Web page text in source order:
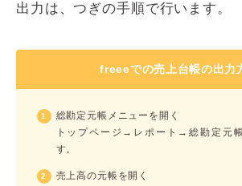
出力は、つぎの手順で行います。
freeeでの売上台帳の出力
総勘定元帳メニューを開く
トップページ→レポート→総勘定元
す。
売上高の元帳を開く